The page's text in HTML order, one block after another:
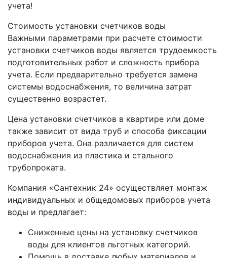
учета!
Стоимость установки счетчиков воды
Важными параметрами при расчете стоимости
установки счетчиков воды является трудоемкость
подготовительных работ и сложность прибора
учета. Если предварительно требуется замена
системы водоснабжения, то величина затрат
существенно возрастет.
Цена установки счетчиков в квартире или доме
также зависит от вида труб и способа фиксации
приборов учета. Она различается для систем
водоснабжения из пластика и стального
трубопроката.
Компания «Сантехник 24» осуществляет монтаж
индивидуальных и общедомовых приборов учета
воды и предлагает:
Сниженные цены на установку счетчиков
воды для клиентов льготных категорий.